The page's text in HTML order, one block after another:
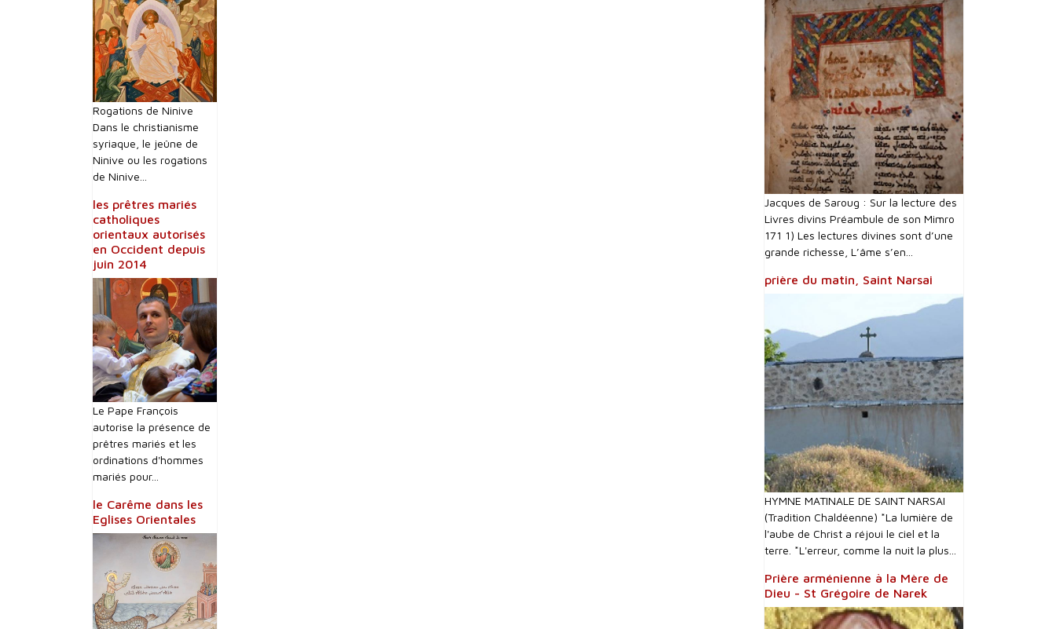
Rogations de Ninive
Dans le christianisme
syriaque, le jeûne de
Ninive ou les rogations
de Ninive...
les prêtres mariés
catholiques
orientaux autorisés
en Occident depuis
juin 2014
Le Pape François
autorise la présence de
prêtres mariés et les
ordinations d'hommes
mariés pour...
le Carême dans les
Eglises Orientales
Jacques de Saroug : Sur la lecture des
Livres divins Préambule de son Mimro
171 1) Les lectures divines sont d’une
grande richesse, L’âme s’en...
prière du matin, Saint Narsai
HYMNE MATINALE DE SAINT NARSAI
(Tradition Chaldéenne) *La lumière de
l'aube de Christ a réjoui le ciel et la
terre. *L'erreur, comme la nuit la plus...
Prière arménienne à la Mère de
Dieu - St Grégoire de Narek